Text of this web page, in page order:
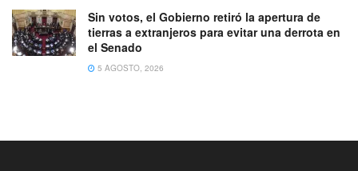
Sin votos, el Gobierno retiró la apertura de
tierras a extranjeros para evitar una derrota en
el Senado
5 AGOSTO, 2026